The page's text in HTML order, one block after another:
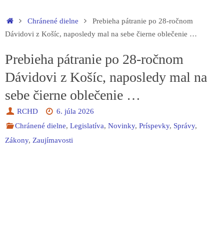
HomeChránené dielne
Prebieha pátranie po 28-ročnom
Dávidovi z Košíc, naposledy mal na sebe čierne oblečenie …
Prebieha pátranie po 28-ročnom
Dávidovi z Košíc, naposledy mal na
sebe čierne oblečenie …
RCHD
6. júla 2026
Chránené dielne,Legislatíva,Novinky,Príspevky, Správy,
Zákony, Zaujímavosti